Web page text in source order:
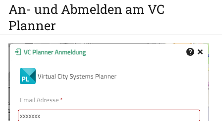
An- und Abmelden am VC
Planner